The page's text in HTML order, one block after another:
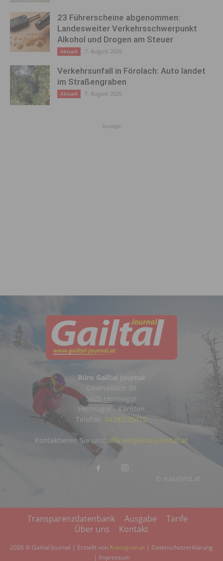
23 Führerscheine abgenommen:
Landesweiter Verkehrsschwerpunkt
Alkohol und Drogen am Steuer
Aktuell 7. August 2026
Verkehrsunfall in Förolach: Auto landet
im Straßengraben
Aktuell 7. August 2026
Anzeige
Büro Gailtal Journal
Obervellach 99
9620 Hermagor
Hermagor - Kärnten
Telefon: 04282/20472
© nassfeld.at
Kontaktieren Sie uns: office@gailtal-journal.at
Transparenzdatenbank Ausgabe
Tarife
Über uns
Kontakt
2026 © Gailtal Journal | Erstellt von Krassgrün.at | Datenschutzerklärung
| Impressum